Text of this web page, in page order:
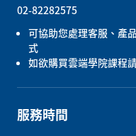
02-82282575
可協助您處理客服、產
式
如欲購買雲端學院課程
服務時間